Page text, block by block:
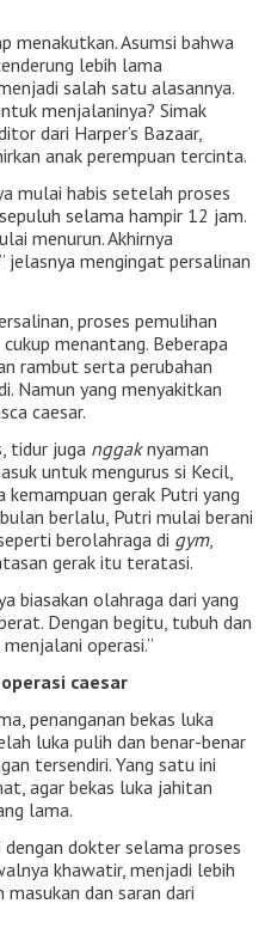
menakutkan. Asumsi bahwa
lebih lama
salah satu alasannya.
menjalaninya? Simak
dari Harper’s Bazaar,
anak perempuan tercinta.
mulai habis setelah proses
selama hampir 12 jam.
menurun. Akhirnya
jelasnya mengingat persalinan
proses pemulihan
menantang. Beberapa
rambut serta perubahan
Namun yang menyakitkan
caesar.
tidur juga nggaknyaman
untuk mengurus si Kecil,
kemampuan gerak Putri yang
berlalu, Putri mulai berani
berolahraga di gym,
gerak itu teratasi.
biasakan olahraga dari yang
Dengan begitu, tubuh dan
operasi.”
caesar
penanganan bekas luka
luka pulih dan benar-benar
tersendiri. Yang satu ini
agar bekas luka jahitan
lama.
dokter selama proses
khawatir, menjadi lebih
dan saran dari